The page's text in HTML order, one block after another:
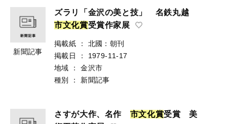
新聞記事
ズラリ「金沢の美と技」 名鉄丸越
市文化賞受賞作家展
掲載紙 ：
北國：朝刊
掲載日
：
1979-11-17
地域
：
金沢市
種別
： 新聞記事
さすが大作、名作 市文化賞受賞 美